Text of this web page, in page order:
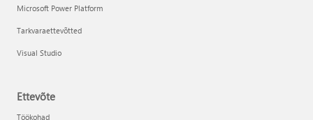
Microsoft Power Platform
Tarkvaraettevõtted
Visual Studio
Ettevõte
Töökohad